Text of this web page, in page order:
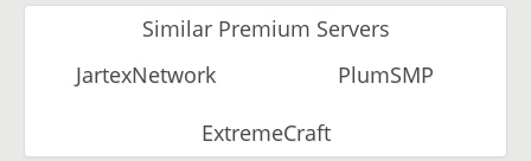
Similar Premium Servers
JartexNetwork
PlumSMP
ExtremeCraft